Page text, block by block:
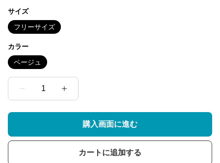
サイズ
フリーサイズ
カラー
ベージュ
1
購入画面に進む
カートに追加する